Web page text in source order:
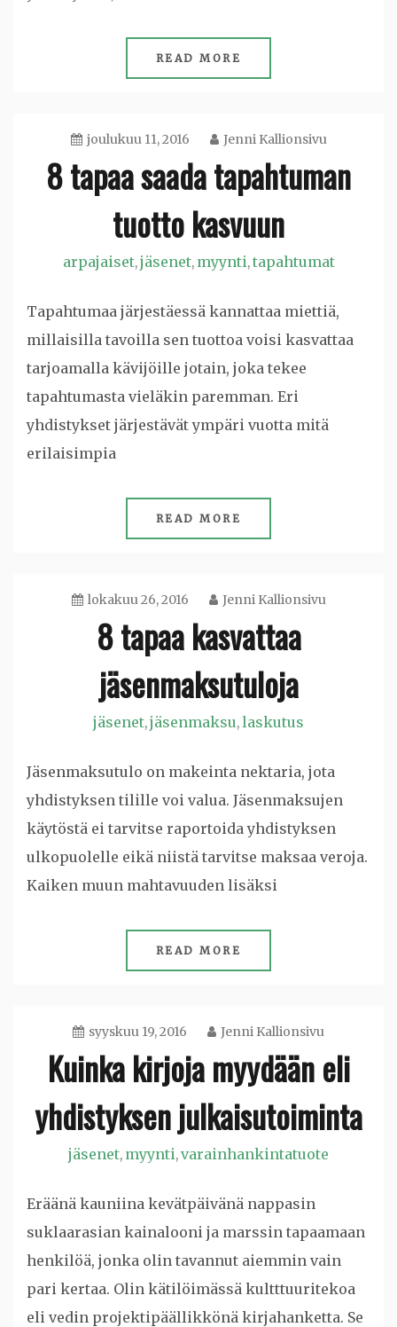
READ MORE
joulukuu 11, 2016 Jenni Kallionsivu
8 tapaa saada tapahtuman
tuotto kasvuun
arpajaiset,jäsenet, myynti,tapahtumat
Tapahtumaa järjestäessä kannattaa miettiä,
millaisilla tavoilla sen tuottoa voisi kasvattaa
tarjoamalla kävijöille jotain, joka tekee
tapahtumasta vieläkin paremman. Eri
yhdistykset järjestävät ympäri vuotta mitä
erilaisimpia
READ MORE
lokakuu 26, 2016 Jenni Kallionsivu
8 tapaa kasvattaa
jäsenmaksutuloja
jäsenet,jäsenmaksu,laskutus
Jäsenmaksutulo on makeinta nektaria, jota
yhdistyksen tilille voi valua. Jäsenmaksujen
käytöstä ei tarvitse raportoida yhdistyksen
ulkopuolelle eikä niistä tarvitse maksaa veroja.
Kaiken muun mahtavuuden lisäksi
READ MORE
syyskuu 19, 2016 Jenni Kallionsivu
Kuinka kirjoja myydään eli
yhdistyksen julkaisutoiminta
jäsenet, myynti,varainhankintatuote
Eräänä kauniina kevätpäivänä nappasin
suklaarasian kainalooni ja marssin tapaamaan
henkilöä, jonka olin tavannut aiemmin vain
pari kertaa. Olin kätilöimässä kultttuuritekoa
eli vedin projektipäällikkönä kirjahanketta. Se